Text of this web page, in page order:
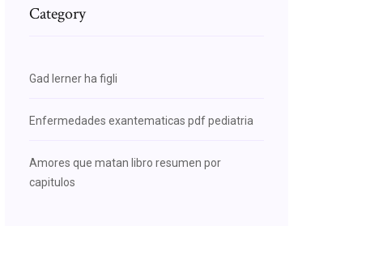
Category
Gad lerner ha figli
Enfermedades exantematicas pdf pediatria
Amores que matan libro resumen por
capitulos